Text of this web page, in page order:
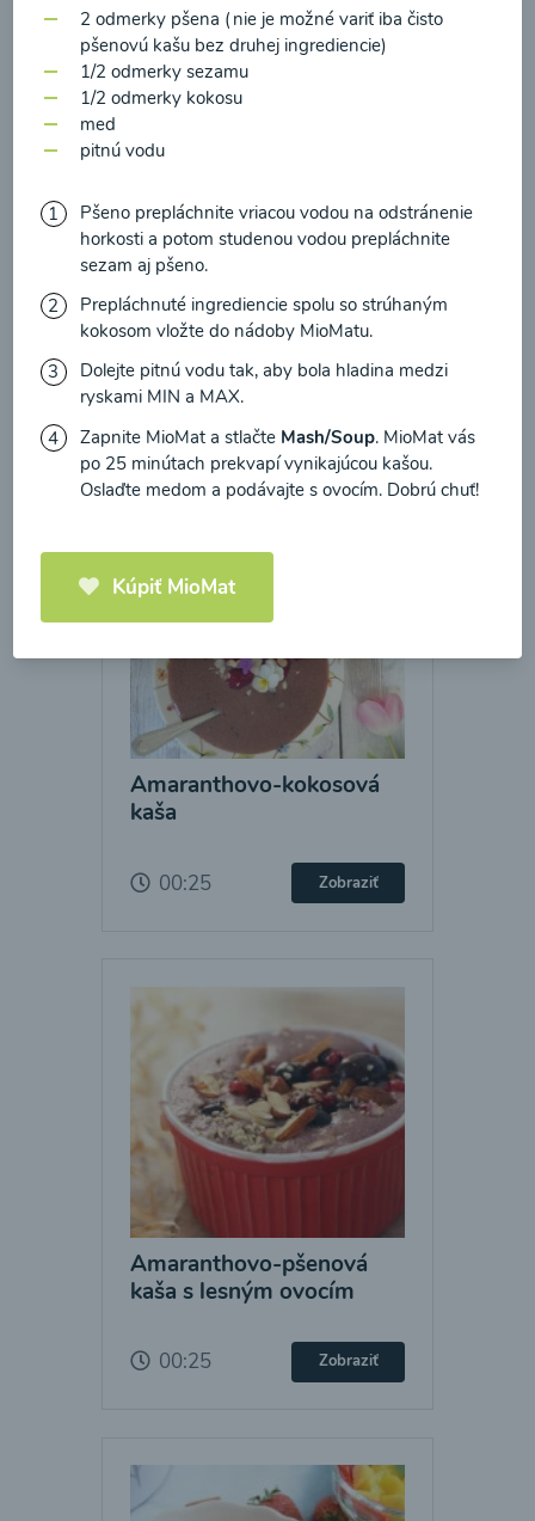
Brokolicové cappuccino
Načítať ďalšie
Kaše
Amaranthovo-kokosová
kaša
00:25 Zobraziť
Amaranthovo-pšenová
kaša s lesným ovocím
00:25 Zobraziť
2 odmerky pšena (nie je možné variť iba čisto
pšenovú kašu bez druhej ingrediencie)
1/2 odmerky sezamu
1/2 odmerky kokosu
med
pitnú vodu
Pšeno prepláchnite vriacou vodou na odstránenie
horkosti a potom studenou vodou prepláchnite
sezam aj pšeno.
Prepláchnuté ingrediencie spolu so strúhaným
kokosom vložte do nádoby MioMatu.
Dolejte pitnú vodu tak, aby bola hladina medzi
ryskami MIN a MAX.
Zapnite MioMat a stlačte Mash/Soup. MioMat vás
po 25 minútach prekvapí vynikajúcou kašou.
Oslaďte medom a podávajte s ovocím. Dobrú chuť!
Kúpiť MioMat
prečítal(a)informácie o Ochrane osobných
údajova súhlasím s nimi.